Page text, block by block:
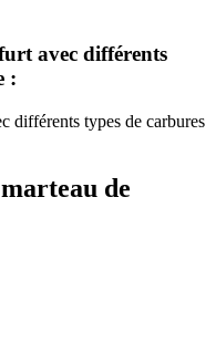
avec différents
:
de